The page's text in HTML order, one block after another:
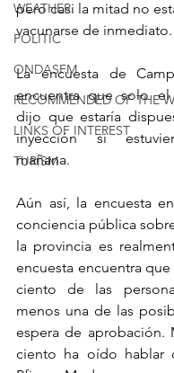
WEATHER
POLITIC
ONDASFM
RECOMMENDED OF THE
LINKS OF INTEREST
TURISM
pero casi la mitad no
vacunarse de inmediato.
La encuesta de
encuentra que solo
dijo que estaría
inyección si
mañana.
Aún así, la encuesta
conciencia pública
la provincia es
encuesta encuentra
ciento de las
menos una de las
espera de aprobación.
ciento ha oído hablar